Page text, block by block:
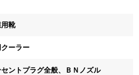
靴
ーラー
セントプラグ全般、ＢＮノズル